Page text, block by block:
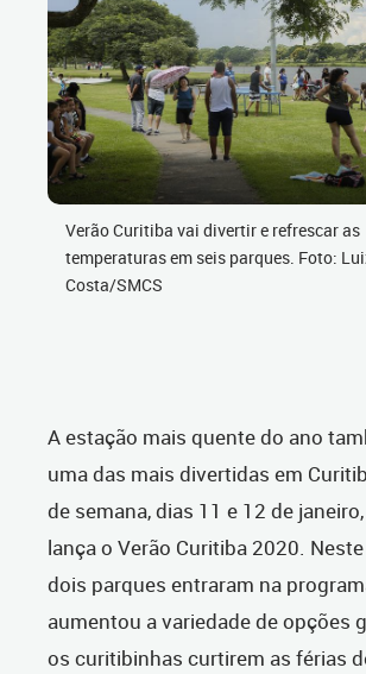
Verão Curitiba vai divertir e refrescar as
temperaturas em seis parques. Foto:
Costa/SMCS
A estação mais quente do ano
uma das mais divertidas em
de semana, dias 11 e 12 de
lança o Verão Curitiba 2020.
dois parques entraram na
aumentou a variedade de opções
os curitibinhas curtirem as férias